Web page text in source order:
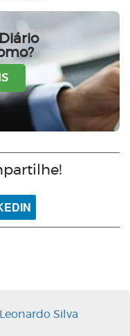
Leonardo Silva